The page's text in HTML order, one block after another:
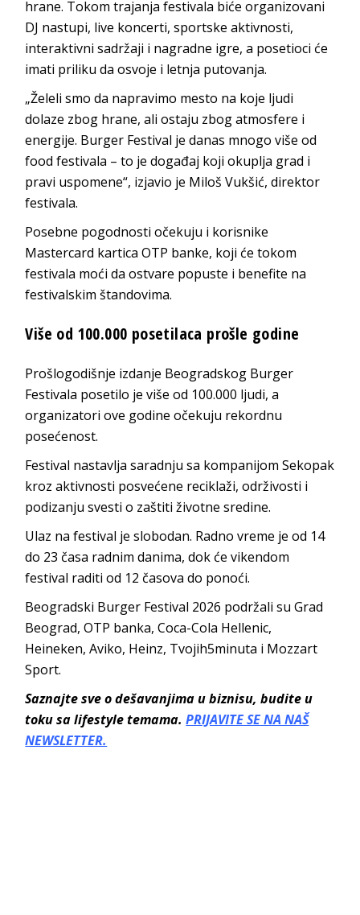
hrane. Tokom trajanja festivala biće organizovani
DJ nastupi, live koncerti, sportske aktivnosti,
interaktivni sadržaji i nagradne igre, a posetioci će
imati priliku da osvoje i letnja putovanja.
„Želeli smo da napravimo mesto na koje ljudi
dolaze zbog hrane, ali ostaju zbog atmosfere i
energije. Burger Festival je danas mnogo više od
food festivala – to je događaj koji okuplja grad i
pravi uspomene“, izjavio je Miloš Vukšić, direktor
festivala.
Posebne pogodnosti očekuju i korisnike
Mastercard kartica OTP banke, koji će tokom
festivala moći da ostvare popuste i benefite na
festivalskim štandovima.
Više od 100.000 posetilaca prošle godine
Prošlogodišnje izdanje Beogradskog Burger
Festivala posetilo je više od 100.000 ljudi, a
organizatori ove godine očekuju rekordnu
posećenost.
Festival nastavlja saradnju sa kompanijom Sekopak
kroz aktivnosti posvećene reciklaži, održivosti i
podizanju svesti o zaštiti životne sredine.
Ulaz na festival je slobodan. Radno vreme je od 14
do 23 časa radnim danima, dok će vikendom
festival raditi od 12 časova do ponoći.
Beogradski Burger Festival 2026 podržali su Grad
Beograd, OTP banka, Coca-Cola Hellenic,
Heineken, Aviko, Heinz, Tvojih5minuta i Mozzart
Sport.
Saznajte sve o dešavanjima u biznisu, budite u
toku sa lifestyle temama.PRIJAVITE SE NA NAŠ
NEWSLETTER.